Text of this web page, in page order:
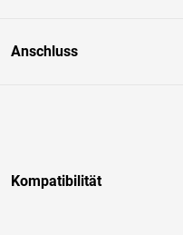
Anschluss
Kompatibilität